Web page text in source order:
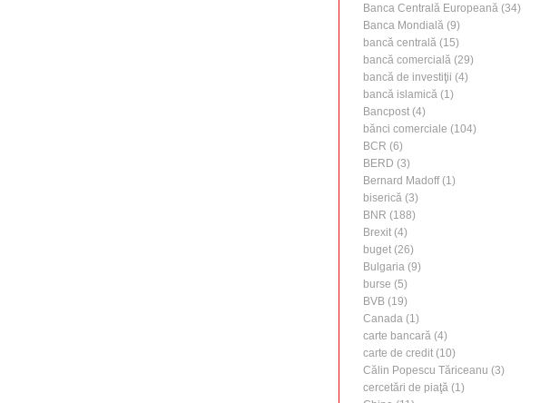
Banca Centrală Europeană (34)
Banca Mondială (9)
bancă centrală (15)
bancă comercială (29)
bancă de investiţii (4)
bancă islamică (1)
Bancpost (4)
bănci comerciale (104)
BCR (6)
BERD (3)
Bernard Madoff(1)
biserică (3)
BNR (188)
Brexit (4)
buget (26)
Bulgaria (9)
burse (5)
BVB (19)
Canada (1)
carte bancară (4)
carte de credit (10)
Călin Popescu Tăriceanu (3)
cercetări de piaţă (1)